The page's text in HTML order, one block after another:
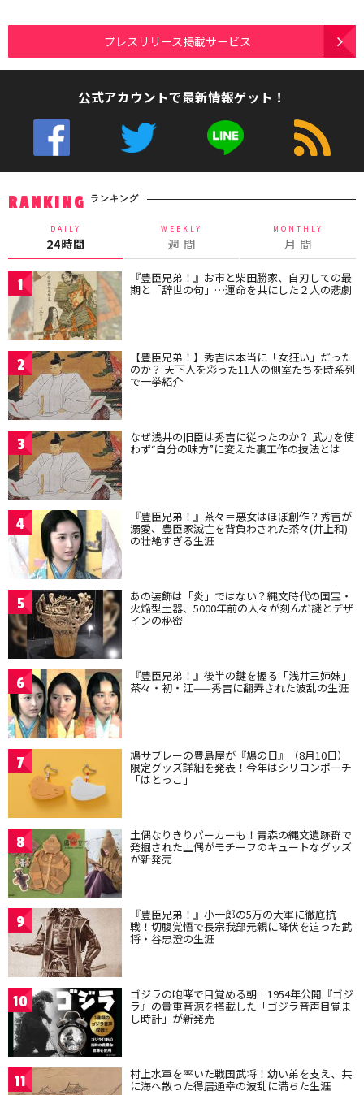
プレスリリース掲載サービス
公式アカウントで最新情報ゲット！
RANKING ランキング
DAILY
24時間
WEEKLY
週 間
MONTHLY
月 間
1 『豊臣兄弟！』お市と柴田勝家、自刃しての最
期と「辞世の句」…運命を共にした２人の悲劇
2 【豊臣兄弟！】秀吉は本当に「女狂い」だった
のか？ 天下人を彩った11人の側室たちを時系列
で一挙紹介
3 なぜ浅井の旧臣は秀吉に従ったのか？ 武力を使
わず“自分の味方”に変えた裏工作の技法とは
4 『豊臣兄弟！』茶々＝悪女はほぼ創作？秀吉が
溺愛、豊臣家滅亡を背負わされた茶々(井上和)
の壮絶すぎる生涯
5 あの装飾は「炎」ではない？縄文時代の国宝・
火焔型土器、5000年前の人々が刻んだ謎とデザ
インの秘密
6 『豊臣兄弟！』後半の鍵を握る「浅井三姉妹」
茶々・初・江——秀吉に翻弄された波乱の生涯
7 鳩サブレーの豊島屋が『鳩の日』（8月10日）
限定グッズ詳細を発表！今年はシリコンポーチ
「はとっこ」
8 土偶なりきりパーカーも！青森の縄文遺跡群で
発掘された土偶がモチーフのキュートなグッズ
が新発売
9 『豊臣兄弟！』小一郎の5万の大軍に徹底抗
戦！切腹覚悟で長宗我部元親に降伏を迫った武
将・谷忠澄の生涯
10 ゴジラの咆哮で目覚める朝…1954年公開『ゴジ
ラ』の貴重音源を搭載した「ゴジラ音声目覚ま
し時計」が新発売
11 村上水軍を率いた戦国武将！幼い弟を支え、共
に海へ散った得居通幸の波乱に満ちた生涯